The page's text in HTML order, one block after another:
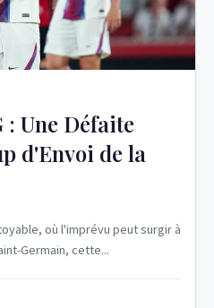
: Une Défaite
d'Envoi de la
où l'imprévu peut surgir à
Germain, cette...